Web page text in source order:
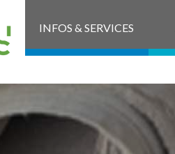
INFOS & SERVICES